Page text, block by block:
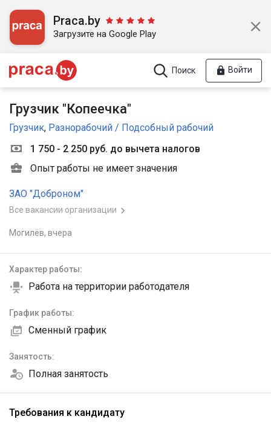
Praca.by
Загрузите на Google Play
Поиск Войти
Грузчик "Копеечка"
Грузчик, Разнорабочий / Подсобный рабочий
1 750 - 2 250 руб. до вычета налогов
Опыт работы не имеет значения
ЗАО "Доброном"
Все вакансии организации
Могилёв, вчера
Характер работы:
Работа на территории работодателя
График работы:
Сменный график
Занятость:
Полная занятость
Требования к кандидату